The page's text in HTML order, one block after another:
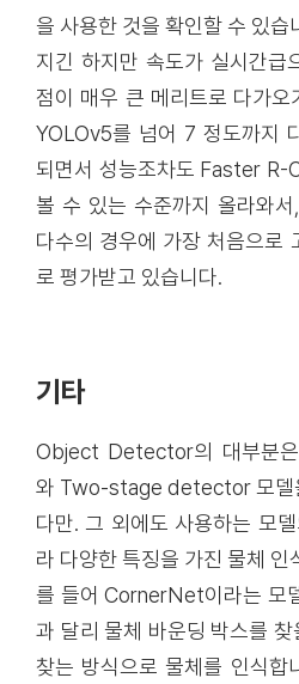
을 사용한 것을 확인할 수 있습
지긴 하지만 속도가 실시간급
점이 매우 큰 메리트로 다가오
YOLOv5를 넘어 7 정도까지
되면서 성능조차도 Faster R-
볼 수 있는 수준까지 올라와
다수의 경우에 가장 처음으로
로 평가받고 있습니다.
기타
Object Detector의 대부분
와 Two-stage detector 모델
다만. 그 외에도 사용하는 모
라 다양한 특징을 가진 물체 인
를 들어 CornerNet이라는 모
과 달리 물체 바운딩 박스를
찾는 방식으로 물체를 인식